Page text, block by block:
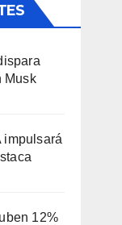
Musk
impulsará
12%